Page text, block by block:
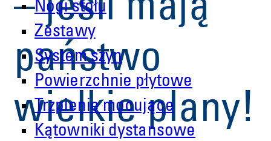
Nogi stołu
Zestawy
System szyn
Powierzchnie płytowe
Trzpienie mocujące
Kątowniki dystansowe
– jeśli mają
państwo
wielkie plany!